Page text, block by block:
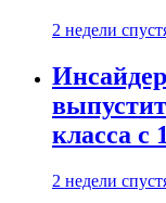
2 недели
класса с
2 недели